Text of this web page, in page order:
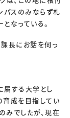
パスのみならず札
なっている。
長にお話を伺っ
属する大学とし
育成を目指してい
みでしたが、現在